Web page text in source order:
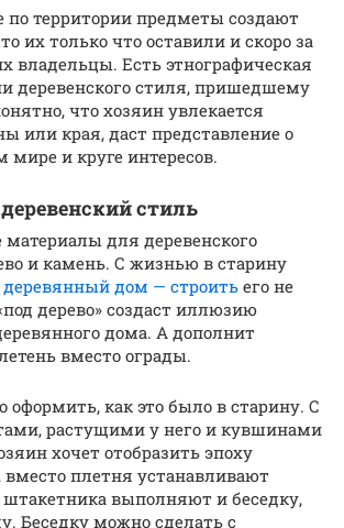
по территории предметы создают
их только что оставили и скоро за
владельцы. Есть этнографическая
деревенского стиля, пришедшему
что хозяин увлекается
или края, даст представление о
мире и круге интересов.
стиль
для деревенского
и камень. С жизнью в старину
деревянный дом — строить его не
дерево» создаст иллюзию
дома. А дополнит
вместо ограды.
оформить, как это было в старину. С
растущими у него и кувшинами
хочет отобразить эпоху
вместо плетня устанавливают
выполняют и беседку,
Беседку можно сделать с